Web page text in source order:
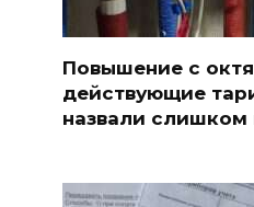
Повышение с
действующие
назвали слишком